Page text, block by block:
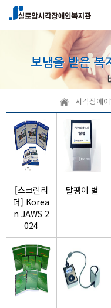
본문 바로가기
메인메뉴 바로가기
보냄을 받은 복
시각장애
[스크린리
더] Korea
n JAWS 2
024
달팽이 별